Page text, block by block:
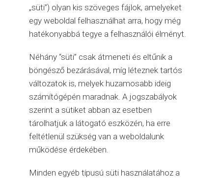
„süti”) olyan kis szöveges fájlok, amelyeket
egy weboldal felhasználhat arra, hogy még
hatékonyabbá tegye a felhasználói élményt.
Néhány “süti” csak átmeneti és eltűnik a
böngésző bezárásával, míg léteznek tartós
változatok is, melyek huzamosabb ideig
számítógépén maradnak. A jogszabályok
szerint a sütiket abban az esetben
tárolhatjuk a látogató eszközén, ha erre
feltétlenül szükség van a weboldalunk
működése érdekében.
Minden egyéb típusú süti használatához a